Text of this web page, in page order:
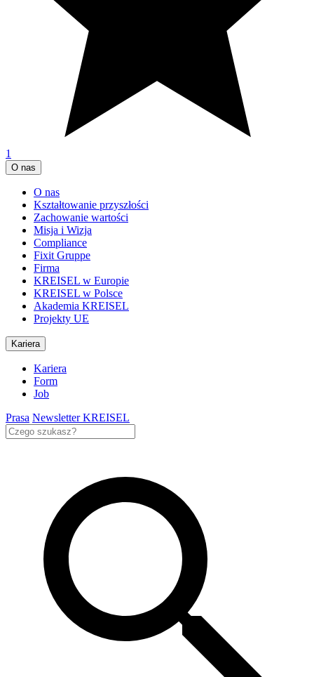
1
O nas
O nas
Kształtowanie przyszłości
Zachowanie wartości
Misja i Wizja
Compliance
Fixit Gruppe
Firma
KREISEL w Europie
KREISEL w Polsce
Akademia KREISEL
Projekty UE
Kariera
Kariera
Form
Job
Prasa Newsletter KREISEL